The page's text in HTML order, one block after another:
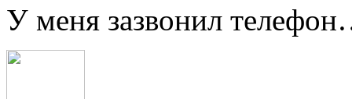
У меня зазвонил